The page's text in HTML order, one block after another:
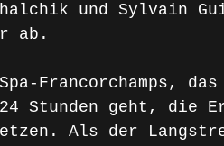
und Sylvain
ab.
Francorchamps,
Stunden geht, die
Als der